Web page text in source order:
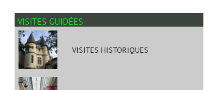
VISITES GUIDÉES
VISITES HISTORIQUES